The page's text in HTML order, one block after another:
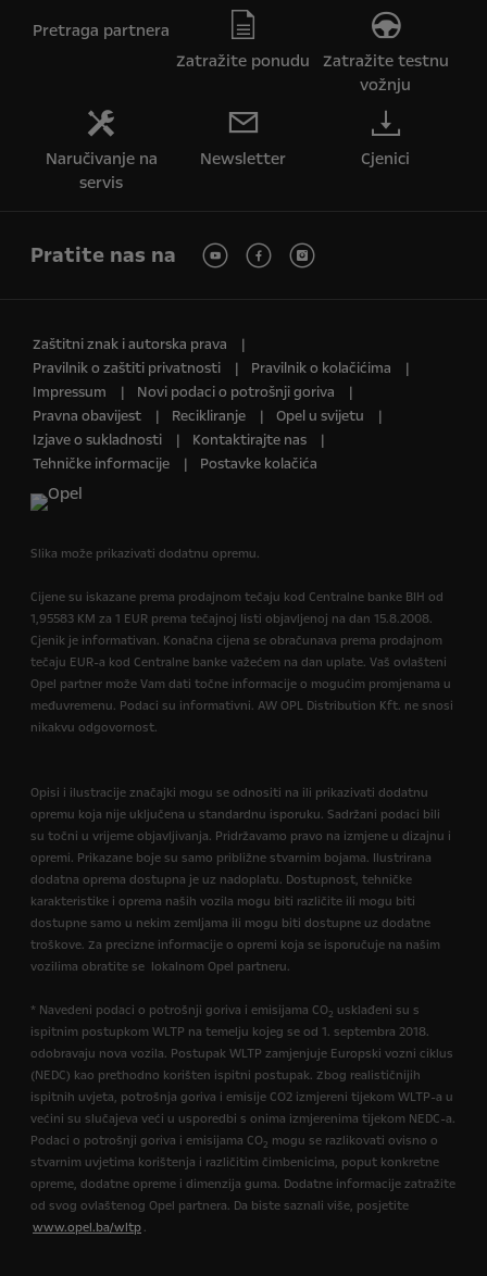
Pretraga partnera
Zatražite ponudu
Zatražite testnu
vožnju
Naručivanje na
servis
Newsletter Cjenici
Pratite nas na
Zaštitni znak i autorska prava
Pravilnik o zaštiti privatnosti
Pravilnik o kolačićima
Impressum
Novi podaci o potrošnji goriva
Pravna obavijest
Recikliranje
Opel u svijetu
Izjave o sukladnosti
Kontaktirajte nas
Tehničke informacije
Postavke kolačića
Slika može prikazivati dodatnu opremu.
Cijene su iskazane prema prodajnom tečaju kod Centralne banke BIH od
1,95583 KM za 1 EUR prema tečajnoj listi objavljenoj na dan 15.8.2008.
Cjenik je informativan. Konačna cijena se obračunava prema prodajnom
tečaju EUR-a kod Centralne banke važećem na dan uplate. Vaš ovlašteni
Opel partner može Vam dati točne informacije o mogućim promjenama u
međuvremenu. Podaci su informativni. AW OPL Distribution Kft. ne snosi
nikakvu odgovornost.
Opisi i ilustracije značajki mogu se odnositi na ili prikazivati dodatnu
opremu koja nije uključena u standardnu isporuku. Sadržani podaci bili
su točni u vrijeme objavljivanja. Pridržavamo pravo na izmjene u dizajnu i
opremi. Prikazane boje su samo približne stvarnim bojama. Ilustrirana
dodatna oprema dostupna je uz nadoplatu. Dostupnost, tehničke
karakteristike i oprema naših vozila mogu biti različite ili mogu biti
dostupne samo u nekim zemljama ili mogu biti dostupne uz dodatne
troškove. Za precizne informacije o opremi koja se isporučuje na našim
vozilima obratite se lokalnom Opel partneru.
* Navedeni podaci o potrošnji goriva i emisijama CO2 usklađeni su s
ispitnim postupkom WLTP na temelju kojeg se od 1. septembra 2018.
odobravaju nova vozila. Postupak WLTP zamjenjuje Europski vozni ciklus
(NEDC) kao prethodno korišten ispitni postupak. Zbog realističnijih
ispitnih uvjeta, potrošnja goriva i emisije CO2 izmjereni tijekom WLTP-a u
većini su slučajeva veći u usporedbi s onima izmjerenima tijekom NEDC-a.
Podaci o potrošnji goriva i emisijama CO2 mogu se razlikovati ovisno o
stvarnim uvjetima korištenja i različitim čimbenicima, poput konkretne
opreme, dodatne opreme i dimenzija guma. Dodatne informacije zatražite
od svog ovlaštenog Opel partnera. Da biste saznali više, posjetite
www.opel.ba/wltp .